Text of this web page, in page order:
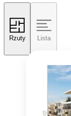
Rzuty Lista